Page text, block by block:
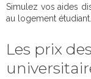
Simulez vos aides
au logement étudiant.
Les prix